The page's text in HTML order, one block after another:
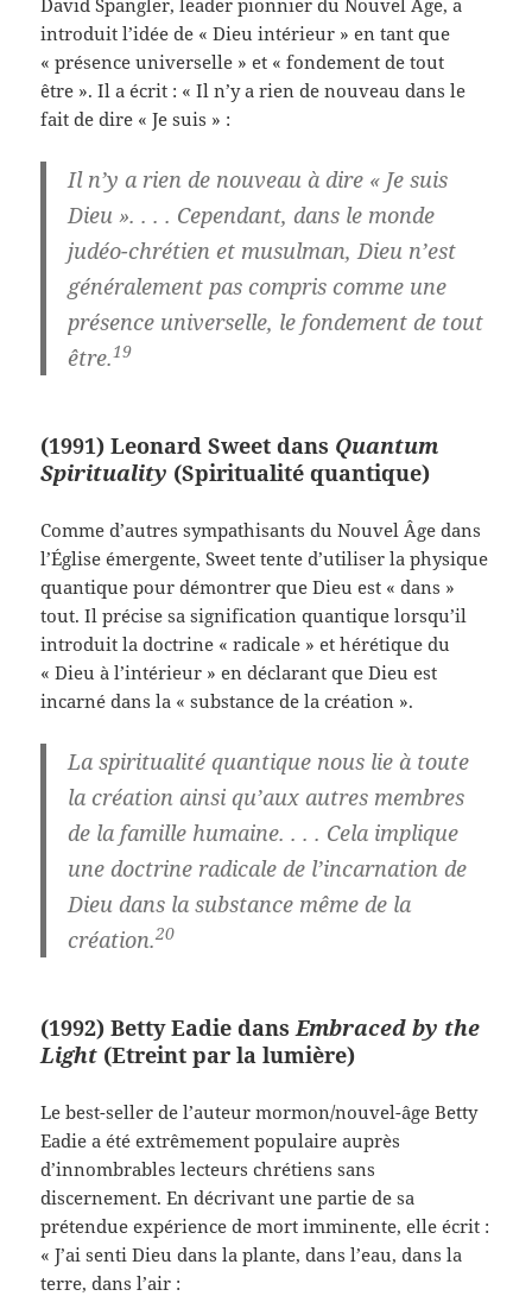
David Spangler, leader pionnier du Nouvel Âge, a
introduit l’idée de « Dieu intérieur » en tant que
« présence universelle » et « fondement de tout
être ». Il a écrit : « Il n’y a rien de nouveau dans le
fait de dire « Je suis » :
Il n’y a rien de nouveau à dire « Je suis
Dieu ». . . . Cependant, dans le monde
judéo-chrétien et musulman, Dieu n’est
généralement pas compris comme une
présence universelle, le fondement de tout
être.19
(1991) Leonard Sweet dans Quantum
Spirituality (Spiritualité quantique)
Comme d’autres sympathisants du Nouvel Âge dans
l’Église émergente, Sweet tente d’utiliser la physique
quantique pour démontrer que Dieu est « dans »
tout. Il précise sa signification quantique lorsqu’il
introduit la doctrine « radicale » et hérétique du
« Dieu à l’intérieur » en déclarant que Dieu est
incarné dans la « substance de la création ».
La spiritualité quantique nous lie à toute
la création ainsi qu’aux autres membres
de la famille humaine. . . . Cela implique
une doctrine radicale de l’incarnation de
Dieu dans la substance même de la
création.20
(1992) Betty Eadie dansEmbraced by the
Light (Etreint par la lumière)
Le best-seller de l’auteur mormon/nouvel-âge Betty
Eadie a été extrêmement populaire auprès
d’innombrables lecteurs chrétiens sans
discernement. En décrivant une partie de sa
prétendue expérience de mort imminente, elle écrit :
« J’ai senti Dieu dans la plante, dans l’eau, dans la
terre, dans l’air :